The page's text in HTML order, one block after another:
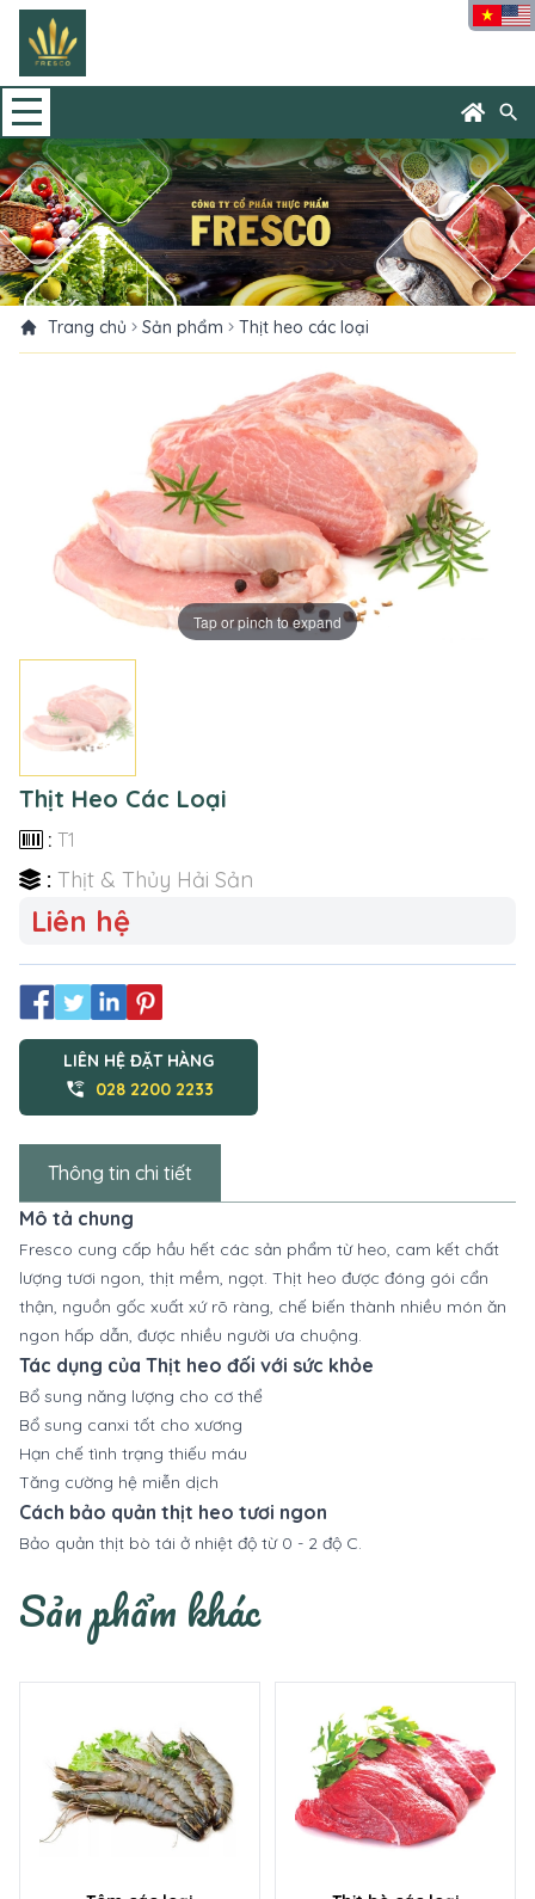
search
Trang chủ Sản phẩm Thịt heo các loại
Tap or pinch to expand
Thịt Heo Các Loại
: T1
: Thịt & Thủy Hải Sản
Liên hệ
LIÊN HỆ ĐẶT HÀNG
wifi_calling_3 028 2200 2233
Thông tin chi tiết
Mô tả chung
Fresco cung cấp hầu hết các sản phẩm từ heo, cam kết chất
lượng tươi ngon, thịt mềm, ngọt. Thịt heo được đóng gói cẩn
thận, nguồn gốc xuất xứ rõ ràng, chế biến thành nhiều món ăn
ngon hấp dẫn, được nhiều người ưa chuộng.
Tác dụng của Thịt heo đối với sức khỏe
Bổ sung năng lượng cho cơ thể
Bổ sung canxi tốt cho xương
Hạn chế tình trạng thiếu máu
Tăng cường hệ miễn dịch
Cách bảo quản thịt heo tươi ngon
Bảo quản thịt bò tái ở nhiệt độ từ 0 - 2 độ C.
Sản phẩm khác